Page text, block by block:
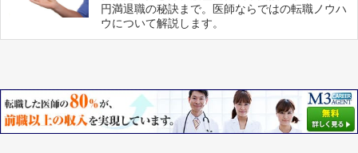
円満退職の秘訣まで。医師ならではの転職ノウハ
ウについて解説します。